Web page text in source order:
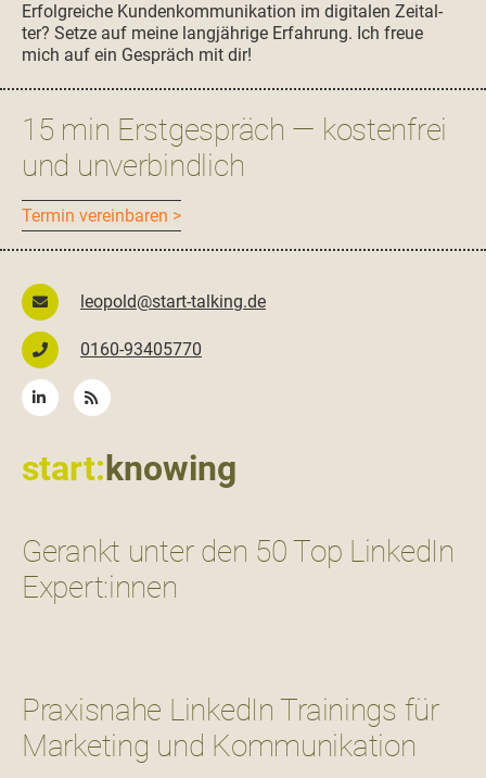
Erfol­gre­iche Kun­denkom­mu­nika­tion im dig­i­tal­en Zeital­
ter? Set­ze auf meine langjährige Erfahrung. Ich freue
mich auf ein Gespräch mit dir!
15 min Erstgespräch — kostenfrei
und unverbindlich
Ter­min vereinbaren >
leopold@start-talking.de
0160-93405770
start:knowing
Gerankt unter den 50 Top LinkedIn
Expert:innen
Praxisnahe LinkedIn Trainings für
Marketing und Kommunikation